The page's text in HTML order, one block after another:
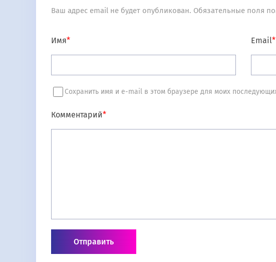
Ваш адрес email не будет опубликован. Обязательные поля
Имя* Email*
Сохранить имя и e-mail в этом браузере для моих
Комментарий*